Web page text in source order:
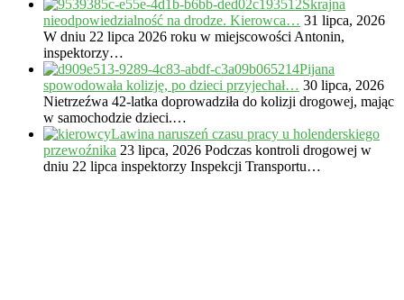
Skrajna
nieodpowiedzialność na drodze. Kierowca… 31 lipca, 2026
W dniu 22 lipca 2026 roku w miejscowości Antonin,
inspektorzy…
Pijana
spowodowała kolizję, po dzieci przyjechał… 30 lipca, 2026
Nietrzeźwa 42-latka doprowadziła do kolizji drogowej, mając
w samochodzie dzieci.…
Lawina naruszeń czasu pracy u holenderskiego
przewoźnika 23 lipca, 2026 Podczas kontroli drogowej w
dniu 22 lipca inspektorzy Inspekcji Transportu…